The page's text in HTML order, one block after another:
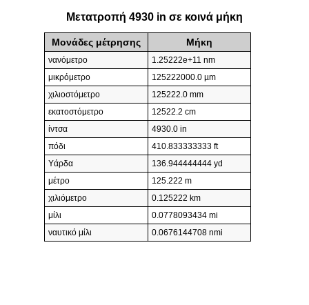
Μετατροπή 4930 in σε κοινά μήκη
Μονάδες μέτρησης Μήκη
νανόμετρο
1.25222e+11 nm
μικρόμετρο
125222000.0 µm
χιλιοστόμετρο
125222.0 mm
εκατοστόμετρο
12522.2 cm
ίντσα
4930.0 in
πόδι
410.833333333 ft
Υάρδα
136.944444444 yd
μέτρο
125.222 m
χιλιόμετρο
0.125222 km
μίλι
0.0778093434 mi
ναυτικό μίλι
0.0676144708 nmi